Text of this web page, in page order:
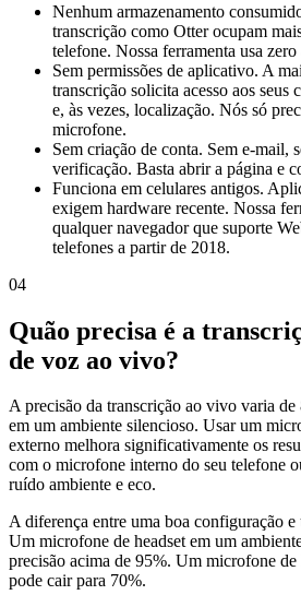
Nenhum armazenamento
transcrição como Otter ocupam
telefone. Nossa ferramenta usa zero
Sem permissões de aplicativo. A
transcrição solicita acesso aos seus
e, às vezes, localização. Nós só
microfone.
Sem criação de conta. Sem e-mail,
verificação. Basta abrir a página e
Funciona em celulares antigos.
exigem hardware recente. Nossa
qualquer navegador que suporte
telefones a partir de 2018.
04
Quão precisa é a
de voz ao vivo?
A precisão da transcrição ao vivo varia
em um ambiente silencioso. Usar um
externo melhora significativamente os
com o microfone interno do seu telefone
ruído ambiente e eco.
A diferença entre uma boa configuração
Um microfone de headset em um
precisão acima de 95%. Um microfone
pode cair para 70%.